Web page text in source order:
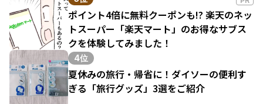
ポイント4倍に無料クーポンも!? 楽天のネッ
トスーパー「楽天マート」のお得なサブス
クを体験してみました！
4位
夏休みの旅行・帰省に！ダイソーの便利す
ぎる「旅行グッズ」3選をご紹介